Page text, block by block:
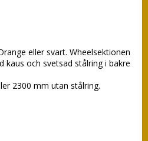
eller svart. Wheelsektionen
kaus och svetsad stålring i bakre
2300 mm utan stålring.